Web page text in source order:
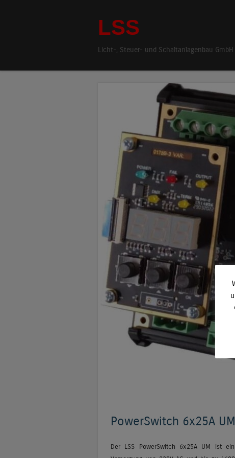
LSS
Licht-, Steuer- und Schaltanlagenbau GmbH
PowerSwitch 6x25A UM
Der LSS PowerSwitch 6x25A UM ist